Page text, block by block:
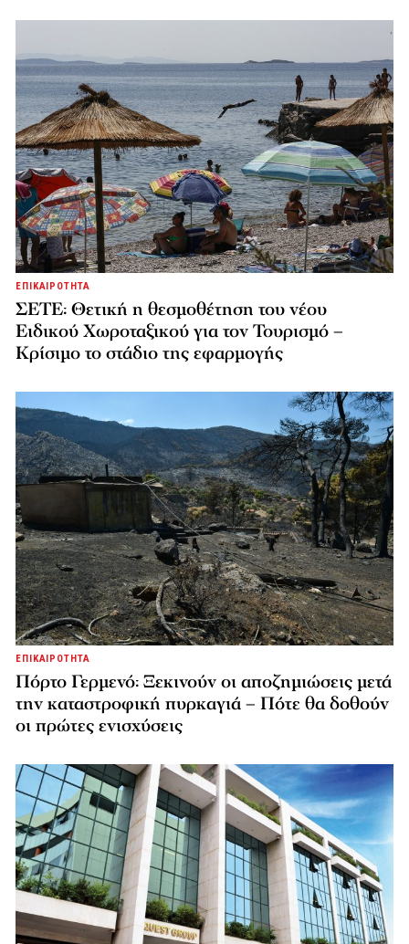
ΕΠΙΚΑΙΡΟΤΗΤΑ
ΣΕΤΕ: Θετική η θεσμοθέτηση του νέου
Ειδικού Χωροταξικού για τον Τουρισμό –
Κρίσιμο το στάδιο της εφαρμογής
ΕΠΙΚΑΙΡΟΤΗΤΑ
Πόρτο Γερμενό: Ξεκινούν οι αποζημιώσεις μετά
την καταστροφική πυρκαγιά – Πότε θα δοθούν
οι πρώτες ενισχύσεις